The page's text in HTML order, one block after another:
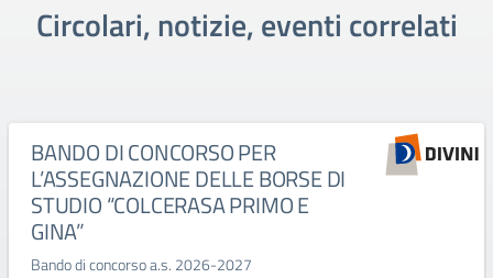
Circolari, notizie, eventi correlati
BANDO DI CONCORSO PER
L’ASSEGNAZIONE DELLE BORSE DI
STUDIO “COLCERASA PRIMO E
GINA”
Bando di concorso a.s. 2026-2027